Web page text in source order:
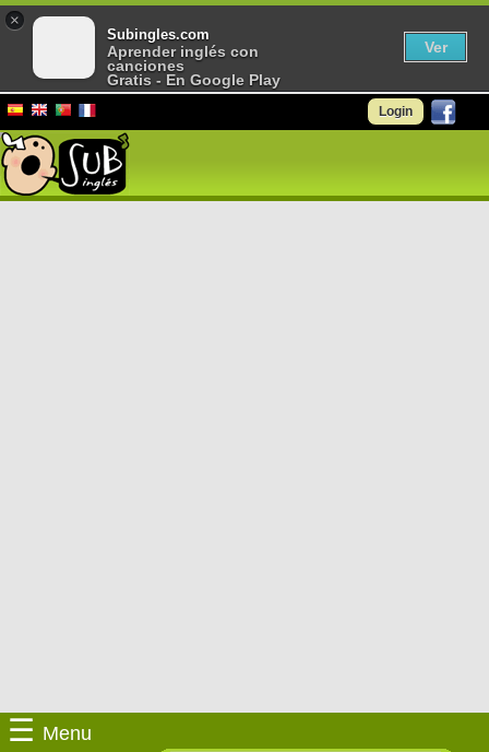
Login
☰ Menu
×
Subingles.com
Aprender inglés con
canciones
Gratis - En Google Play
Ver